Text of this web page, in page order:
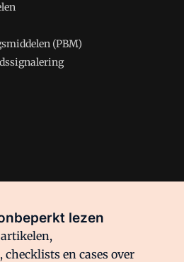
(PBM)
lezen
en cases over